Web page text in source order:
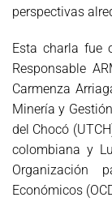
perspectivas
Esta charla fue
Responsable
Carmenza
Minería y
del Chocó
colombiana y
Organización
Económicos